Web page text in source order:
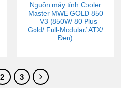
Nguồn máy tính Cooler
Master MWE GOLD 850
– V3 (850W/ 80 Plus
Gold/ Full-Modular/ ATX/
Đen)
2 3